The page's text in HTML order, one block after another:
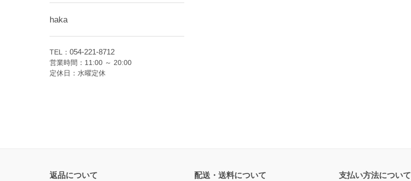
haka
TEL： 054-221-8712
営業時間：11:00 ～ 20:00
定休日：水曜定休
返品について 配送・送料について 支払い方法について